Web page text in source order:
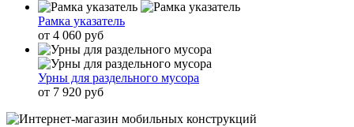
Рамка указатель
от 4 060 руб
Урны для раздельного мусора
от 7 920 руб